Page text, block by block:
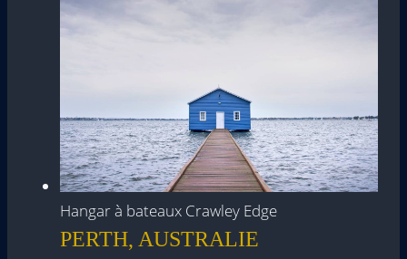
Hangar à bateaux Crawley Edge
PERTH, AUSTRALIE